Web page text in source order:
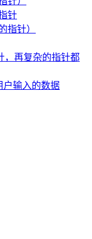
针
指针）
，再复杂的指针都
户输入的数据